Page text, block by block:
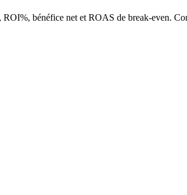
bénéfice net et ROAS de break-even.